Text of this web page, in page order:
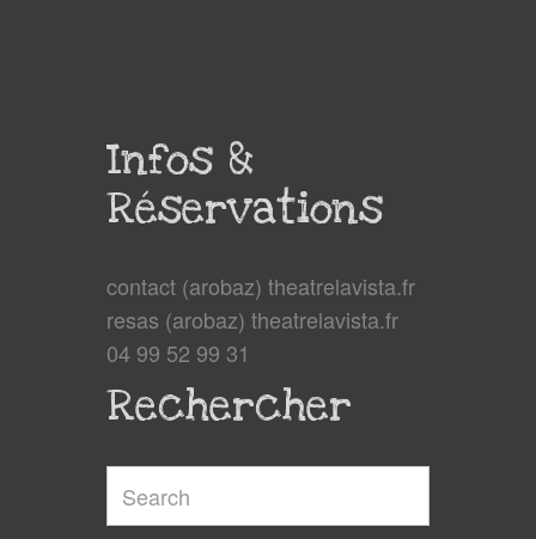
Infos &
Réservations
contact (arobaz) theatrelavista.fr
resas (arobaz) theatrelavista.fr
04 99 52 99 31
Rechercher